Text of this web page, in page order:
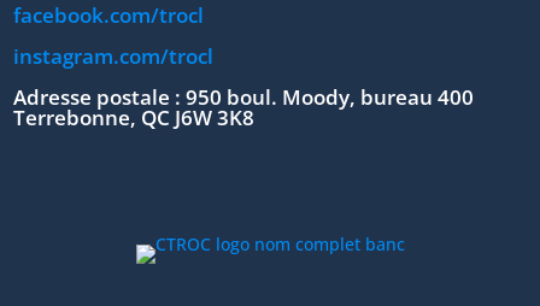
facebook.com/trocl
instagram.com/trocl
Adresse postale : 950 boul. Moody, bureau 400
Terrebonne, QC J6W 3K8